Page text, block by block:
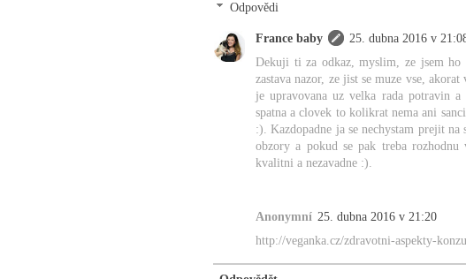
Odpovědi
France baby
25. dubna 2016 v
Dekuji ti za odkaz, myslim, ze jsem ho
zastava nazor, ze jist se muze vse,
je upravovana uz velka rada potravin
spatna a clovek to kolikrat nema ani
:). Kazdopadne ja se nechystam prejit
obzory a pokud se pak treba
kvalitni a nezavadne :).
Anonymní 25. dubna 2016 v 21:20
http://veganka.cz/zdravotni-aspekty-